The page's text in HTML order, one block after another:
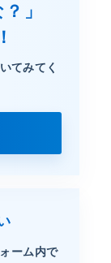
」
てみてく
ーム内で